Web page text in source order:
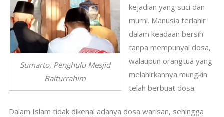
Sumarto, Penghulu Mesjid
Baiturrahim
kejadian yang suci dan
murni. Manusia terlahir
dalam keadaan bersih
tanpa mempunyai dosa,
walaupun orangtua yang
melahirkannya mungkin
telah berbuat dosa.
Dalam Islam tidak dikenal adanya dosa warisan, sehingga